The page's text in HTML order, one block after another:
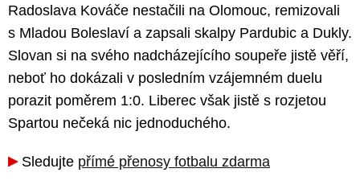
Radoslava Kováče nestačili na Olomouc, remizovali
s Mladou Boleslaví a zapsali skalpy Pardubic a Dukly.
Slovan si na svého nadcházejícího soupeře jistě věří,
neboť ho dokázali v posledním vzájemném duelu
porazit poměrem 1:0. Liberec však jistě s rozjetou
Spartou nečeká nic jednoduchého.
Sledujte přímé přenosy fotbalu zdarma